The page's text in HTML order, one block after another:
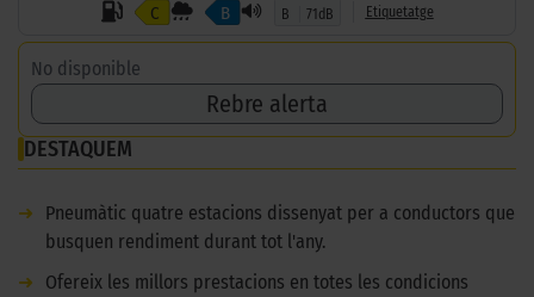
C B B 71dB Etiquetatge
No disponible
Rebre alerta
DESTAQUEM
➜
Pneumàtic quatre estacions dissenyat per a conductors que
busquen rendiment durant tot l'any.
➜
Ofereix les millors prestacions en totes les condicions